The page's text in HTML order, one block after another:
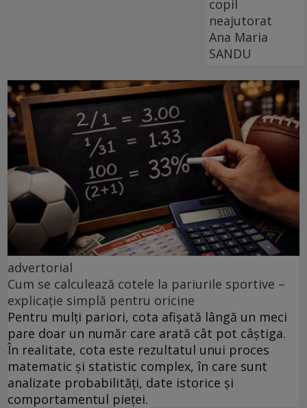
copil
neajutorat
Ana Maria
SANDU
advertorial
Cum se calculează cotele la pariurile sportive –
explicație simplă pentru oricine
Pentru mulți pariori, cota afișată lângă un meci
pare doar un număr care arată cât pot câștiga.
În realitate, cota este rezultatul unui proces
matematic și statistic complex, în care sunt
analizate probabilități, date istorice și
comportamentul pieței.